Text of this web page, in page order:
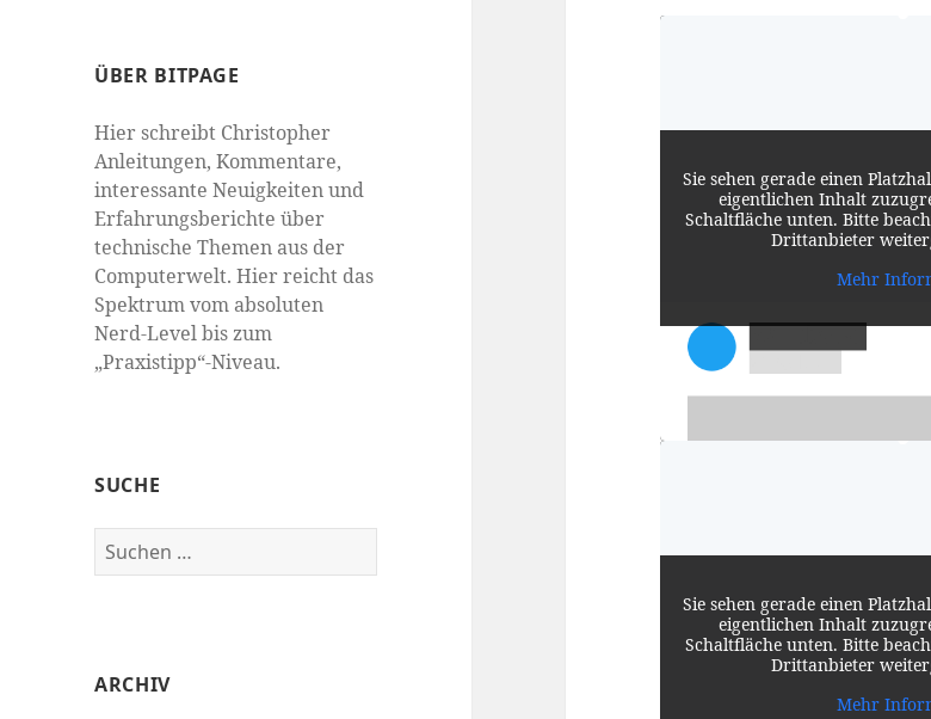
ÜBER BITPAGE
Hier schreibt Christopher
Anleitungen, Kommentare,
interessante Neuigkeiten und
Erfahrungsberichte über
technische Themen aus der
Computerwelt. Hier reicht das
Spektrum vom absoluten
Nerd-Level bis zum
„Praxistipp“-Niveau.
SUCHE
Suchen
nach:
ARCHIV
Sie sehen gerade einen
eigentlichen Inhalt
Schaltfläche unten. Bitte
Drittanbieter
Mehr
Sie sehen gerade einen
eigentlichen Inhalt
Schaltfläche unten. Bitte
Drittanbieter
Mehr